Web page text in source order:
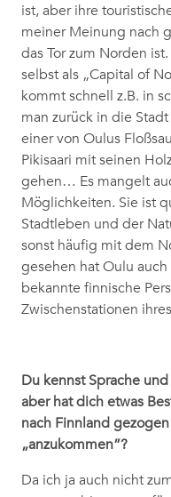
ist, aber ihre
meiner Meinung nach
das Tor zum Norden
selbst als „Capital of
kommt schnell z.B. in
man zurück in die
einer von Oulus
Pikisaari mit seinen
gehen… Es mangelt
Möglichkeiten. Sie ist
Stadtleben und der
sonst häufig mit dem
gesehen hat Oulu
bekannte finnische
Zwischenstationen
Du kennst Sprache
aber hat dich etwas
nach Finnland
„anzukommen”?
Da ich ja auch nicht